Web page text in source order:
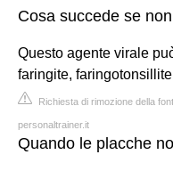
Cosa succede se
Questo agente virale
faringite,
Richiesta di rimozione della
personaltrainer.it
Quando le placche